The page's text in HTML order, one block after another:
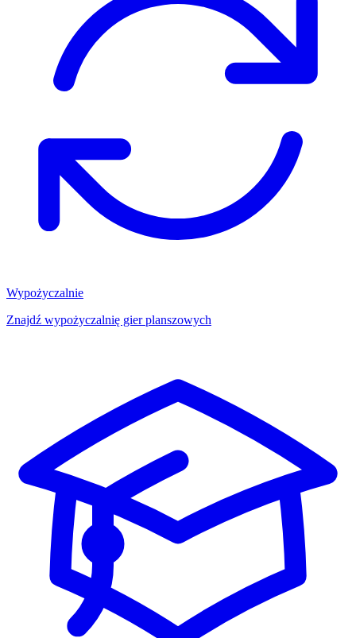
Wypożyczalnie
Znajdź wypożyczalnię gier planszowych